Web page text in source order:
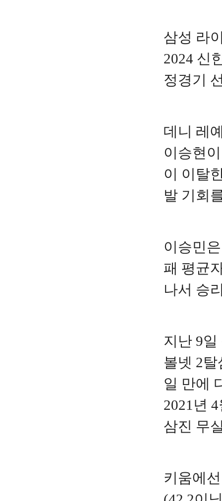
삼성 라
2024 신
정경기
데니 레
이승현
이 이탈
발 기회
이승민
패 평균
나서 승
지난 9
볼넷 2
일 만에
2021년
삼진 무
키움에